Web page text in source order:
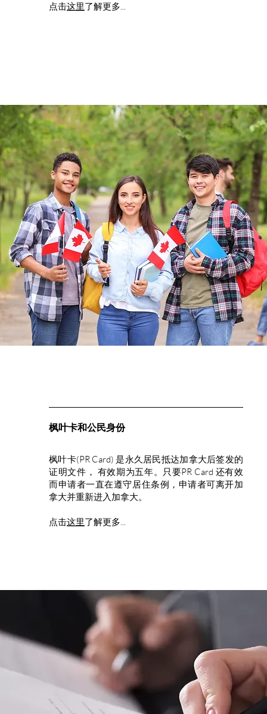
点击这里了解更多...
枫叶卡和公民身份
枫叶卡(PR Card) 是永久居民抵达加拿大后签发的
证明文件， 有效期为五年。只要PR Card 还有效
而申请者一直在遵守居住条例，申请者可离开加
拿大并重新进入加拿大。
点击这里了解更多...